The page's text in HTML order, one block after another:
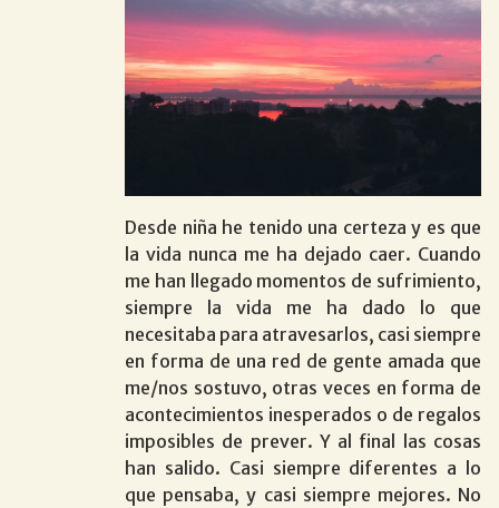
Desde niña he tenido una certeza y es que
la vida nunca me ha dejado caer. Cuando
me han llegado momentos de sufrimiento,
siempre la vida me ha dado lo que
necesitaba para atravesarlos, casi siempre
en forma de una red de gente amada que
me/nos sostuvo, otras veces en forma de
acontecimientos inesperados o de regalos
imposibles de prever. Y al final las cosas
han salido. Casi siempre diferentes a lo
que pensaba, y casi siempre mejores. No